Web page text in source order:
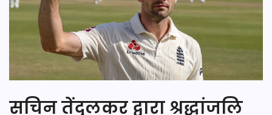
सचिन तेंदुलकर द्वारा श्रद्धांजलि